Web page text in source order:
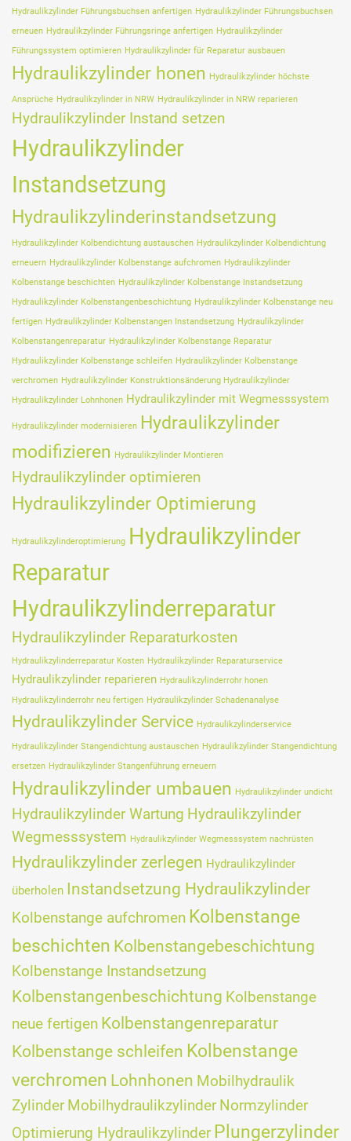
Hydraulikzylinder Führungsbuchsen anfertigen Hydraulikzylinder Führungsbuchsen
erneuen Hydraulikzylinder Führungsringe anfertigen Hydraulikzylinder
Führungssystem optimieren Hydraulikzylinder für Reparatur ausbauen
Hydraulikzylinder honen Hydraulikzylinder höchste
Ansprüche Hydraulikzylinder in NRW Hydraulikzylinder in NRW reparieren
Hydraulikzylinder Instand setzen
Hydraulikzylinder
Instandsetzung
Hydraulikzylinderinstandsetzung
Hydraulikzylinder Kolbendichtung austauschen Hydraulikzylinder Kolbendichtung
erneuern Hydraulikzylinder Kolbenstange aufchromen Hydraulikzylinder
Kolbenstange beschichten Hydraulikzylinder Kolbenstange Instandsetzung
Hydraulikzylinder Kolbenstangenbeschichtung Hydraulikzylinder Kolbenstange neu
fertigen Hydraulikzylinder Kolbenstangen Instandsetzung Hydraulikzylinder
Kolbenstangenreparatur Hydraulikzylinder Kolbenstange Reparatur
Hydraulikzylinder Kolbenstange schleifen Hydraulikzylinder Kolbenstange
verchromen Hydraulikzylinder Konstruktionsänderung Hydraulikzylinder
Hydraulikzylinder Lohnhonen Hydraulikzylinder mit Wegmesssystem
Hydraulikzylinder modernisieren Hydraulikzylinder
modifizieren Hydraulikzylinder Montieren
Hydraulikzylinder optimieren
Hydraulikzylinder Optimierung
Hydraulikzylinderoptimierung Hydraulikzylinder
Reparatur
Hydraulikzylinderreparatur
Hydraulikzylinder Reparaturkosten
Hydraulikzylinderreparatur Kosten Hydraulikzylinder Reparaturservice
Hydraulikzylinder reparieren Hydraulikzylinderrohr honen
Hydraulikzylinderrohr neu fertigen Hydraulikzylinder Schadenanalyse
Hydraulikzylinder Service Hydraulikzylinderservice
Hydraulikzylinder Stangendichtung austauschen Hydraulikzylinder Stangendichtung
ersetzen Hydraulikzylinder Stangenführung erneuern
Hydraulikzylinder umbauen Hydraulikzylinder undicht
Hydraulikzylinder Wartung Hydraulikzylinder
Wegmesssystem Hydraulikzylinder Wegmesssystem nachrüsten
Hydraulikzylinder zerlegen Hydraulikzylinder
überholen Instandsetzung Hydraulikzylinder
Kolbenstange aufchromen Kolbenstange
beschichten Kolbenstangebeschichtung
Kolbenstange Instandsetzung
Kolbenstangenbeschichtung Kolbenstange
neue fertigen Kolbenstangenreparatur
Kolbenstange schleifen Kolbenstange
verchromen Lohnhonen Mobilhydraulik
Zylinder Mobilhydraulikzylinder Normzylinder
Optimierung Hydraulikzylinder Plungerzylinder